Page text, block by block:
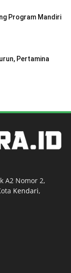
Program Mandiri
Pertamina
A2 Nomor 2,
Kendari,